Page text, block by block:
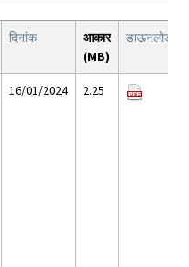
दिनांक
आकार
(MB)
डाऊनलोड
16/01/2024 2.25